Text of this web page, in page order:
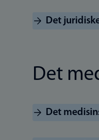
Det
Det
Det